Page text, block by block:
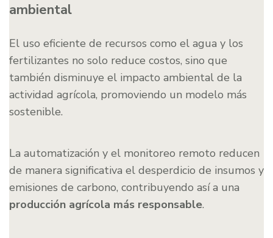
ambiental
El uso eficiente de recursos como el agua y los
fertilizantes no solo reduce costos, sino que
también disminuye el impacto ambiental de la
actividad agrícola, promoviendo un modelo más
sostenible.
La automatización y el monitoreo remoto reducen
de manera significativa el desperdicio de insumos y
emisiones de carbono, contribuyendo así a una
producción agrícola más responsable.